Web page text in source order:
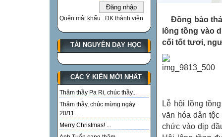
Quên mật khẩu ĐK thành viên
TÀI NGUYÊN DẠY HỌC
CÁC Ý KIẾN MỚI NHẤT
Thăm thầy Pa Ri, chúc thầy...
Thăm thầy, chúc mừng ngày
20/11....
Merry Christmas! ...
Đồng bào
lông tồng vào
cối tốt tươi,
Lễ hội lồng
văn hóa dân
chức vào dịp